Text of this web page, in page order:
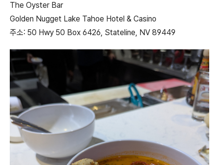
The Oyster Bar
Golden Nugget Lake Tahoe Hotel & Casino
주소: 50 Hwy 50 Box 6426, Stateline, NV 89449